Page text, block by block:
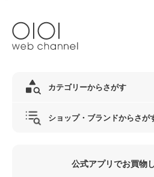
カテゴリーからさがす
ショップ・ブランドからさが
公式アプリでお買物